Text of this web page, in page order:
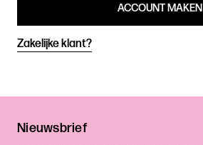
ACCOUNT MAKEN
Zakelijke klant?
Nieuwsbrief